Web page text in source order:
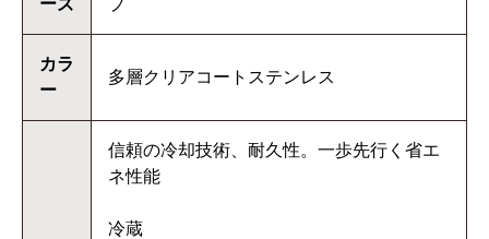
カラ
ー
多層クリアコートステンレス
信頼の冷却技術、耐久性。一歩先行く省エ
ネ性能
冷蔵